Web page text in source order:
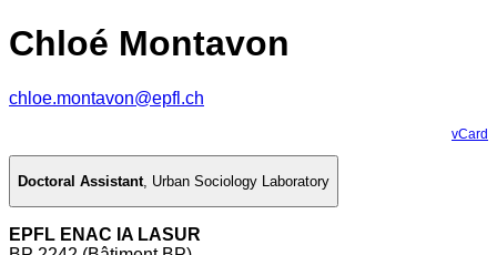
Chloé Montavon
chloe.montavon@epfl.ch
vCard
Doctoral Assistant, Urban Sociology Laboratory
EPFL ENAC IA LASUR